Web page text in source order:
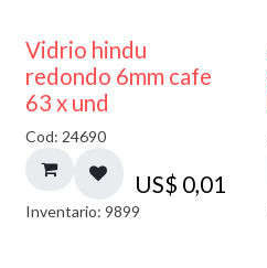
40% DESCUENTO
Vidrio hindu
redondo 6mm cafe
63 x und
Cod: 24690
US$ 0,01
Inventario: 9899